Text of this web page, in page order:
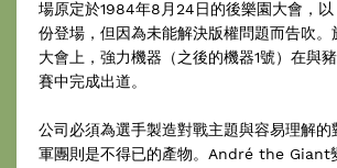
場原定於1984年8月24日的後樂園大會，
份登場，但因為未能解決版權問題而告吹。
大會上，強力機器（之後的機器1號）在與
賽中完成出道。
公司必須為選手製造對戰主題與容易理解的
軍團則是不得已的產物。André the Giant